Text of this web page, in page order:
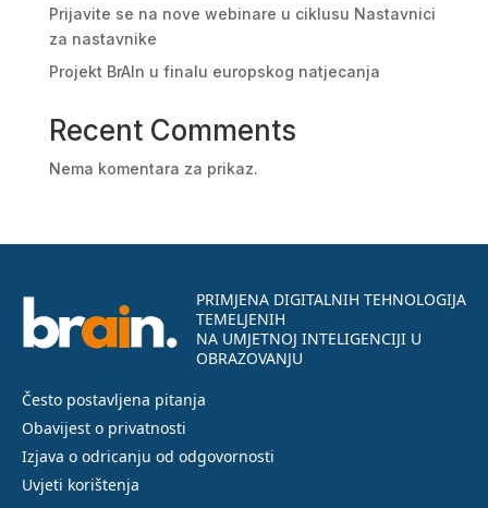
Prijavite se na nove webinare u ciklusu Nastavnici
za nastavnike
Projekt BrAIn u finalu europskog natjecanja
Recent Comments
Nema komentara za prikaz.
PRIMJENA DIGITALNIH TEHNOLOGIJA
TEMELJENIH
NA UMJETNOJ INTELIGENCIJI U
OBRAZOVANJU
Često postavljena pitanja
Obavijest o privatnosti
Izjava o odricanju od odgovornosti
Uvjeti korištenja